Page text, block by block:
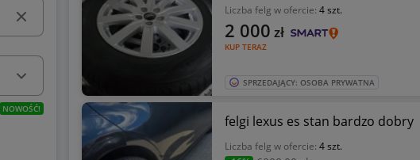
NOWOŚĆ!
Liczba felg w ofercie: 4 szt.
KUP TERAZ
2 000 zł
SPRZEDAJĄCY: OSOBA PRYWATNA
felgi lexus es stan bardzo dobry
Liczba felg w ofercie: 4 szt.